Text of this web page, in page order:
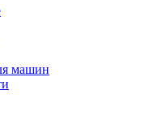
машин